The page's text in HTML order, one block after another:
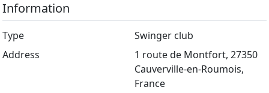
Information
Type
Swinger club
Address
1 route de Montfort, 27350
Cauverville-en-Roumois,
France